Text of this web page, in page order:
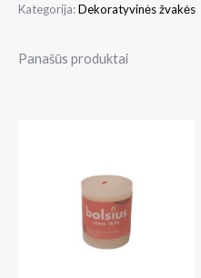
Kategorija:Dekoratyvinės žvakės
Panašūs produktai